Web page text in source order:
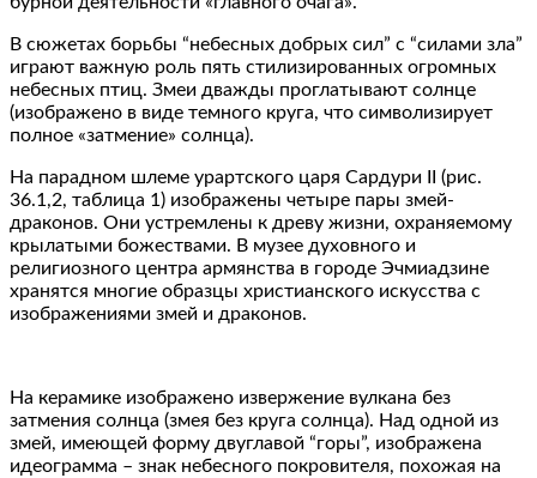
В сюжетах борьбы “небесных добрых сил” с “силами зла”
играют важную роль пять стилизированных огромных
небесных птиц. Змеи дважды проглатывают солнце
(изображено в виде темного круга, что символизирует
полное «затмение» солнца).
На парадном шлеме урартского царя Сардури II (рис.
36.1,2, таблица 1) изображены четыре пары змей-
драконов. Они устремлены к древу жизни, охраняемому
крылатыми божествами. В музее духовного и
религиозного центра армянства в городе Эчмиадзине
хранятся многие образцы христианского искусства с
изображениями змей и драконов.
На керамике изображено извержение вулкана без
затмения солнца (змея без круга солнца). Над одной из
змей, имеющей форму двуглавой “горы”, изображена
идеограмма – знак небесного покровителя, похожая на